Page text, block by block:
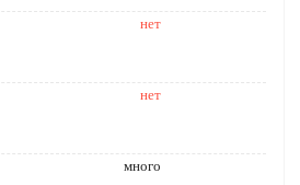
нет
нет
много